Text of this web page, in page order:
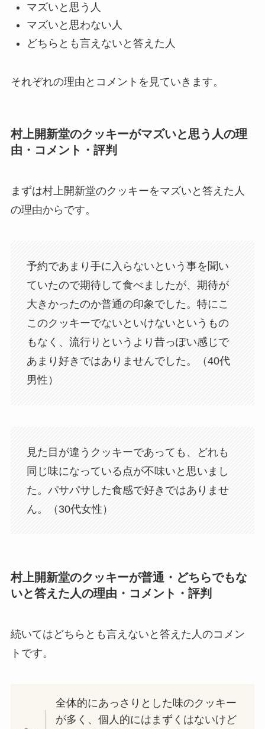
マズいと思う人
マズいと思わない人
どちらとも言えないと答えた人
それぞれの理由とコメントを見ていきます。
村上開新堂のクッキーがマズいと思う人の理
由・コメント・評判
まずは村上開新堂のクッキーをマズいと答えた人
の理由からです。
予約であまり手に入らないという事を聞い
ていたので期待して食べましたが、期待が
大きかったのか普通の印象でした。特にこ
このクッキーでないといけないというもの
もなく、流行りというより昔っぽい感じで
あまり好きではありませんでした。（40代
男性）
見た目が違うクッキーであっても、どれも
同じ味になっている点が不味いと思いまし
た。パサパサした食感で好きではありませ
ん。（30代女性）
村上開新堂のクッキーが普通・どちらでもな
いと答えた人の理由・コメント・評判
続いてはどちらとも言えないと答えた人のコメン
トです。
全体的にあっさりとした味のクッキー
が多く、個人的にはまずくはないけど